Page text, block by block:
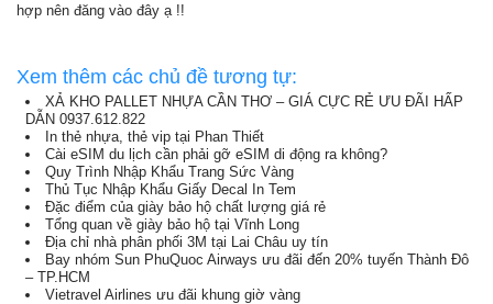
hợp nên đăng vào đây ạ !!
Xem thêm các chủ đề tương tự:
XẢ KHO PALLET NHỰA CẦN THƠ – GIÁ CỰC RẺ ƯU ĐÃI HẤP
DẪN 0937.612.822
In thẻ nhựa, thẻ vip tại Phan Thiết
Cài eSIM du lịch cần phải gỡ eSIM di động ra không?
Quy Trình Nhập Khẩu Trang Sức Vàng
Thủ Tục Nhập Khẩu Giấy Decal In Tem
Đặc điểm của giày bảo hộ chất lượng giá rẻ
Tổng quan về giày bảo hộ tại Vĩnh Long
Địa chỉ nhà phân phối 3M tại Lai Châu uy tín
Bay nhóm Sun PhuQuoc Airways ưu đãi đến 20% tuyến Thành Đô
– TP.HCM
Vietravel Airlines ưu đãi khung giờ vàng